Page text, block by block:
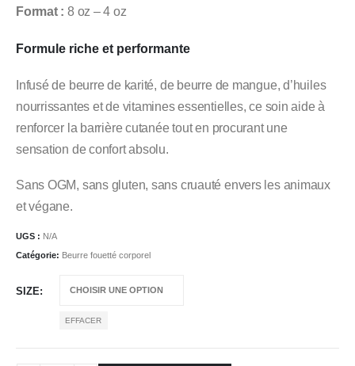
Format : 8 oz – 4 oz
Formule riche et performante
Infusé de beurre de karité, de beurre de mangue, d’huiles
nourrissantes et de vitamines essentielles, ce soin aide à
renforcer la barrière cutanée tout en procurant une
sensation de confort absolu.
Sans OGM, sans gluten, sans cruauté envers les animaux
et végane.
UGS : N/A
Catégorie: Beurre fouetté corporel
SIZE
EFFACER